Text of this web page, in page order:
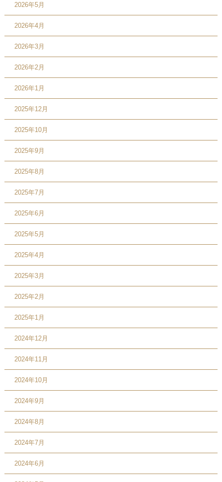
2026年5月
2026年4月
2026年3月
2026年2月
2026年1月
2025年12月
2025年10月
2025年9月
2025年8月
2025年7月
2025年6月
2025年5月
2025年4月
2025年3月
2025年2月
2025年1月
2024年12月
2024年11月
2024年10月
2024年9月
2024年8月
2024年7月
2024年6月